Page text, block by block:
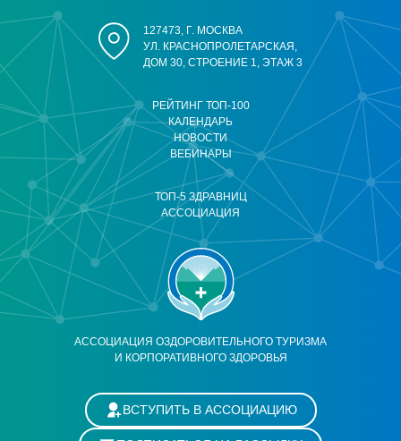
АССОЦИАЦИЯ ОЗДОРОВИТЕЛЬНОГО ТУРИЗМА
И КОРПОРАТИВНОГО ЗДОРОВЬЯ
РЕЙТИНГ ТОП-100
КАЛЕНДАРЬ
НОВОСТИ
ВЕБИНАРЫ
ТОП-5 ЗДРАВНИЦ
АССОЦИАЦИЯ
127473, Г. МОСКВА
УЛ. КРАСНОПРОЛЕТАРСКАЯ,
ДОМ 30, СТРОЕНИЕ 1, ЭТАЖ 3
ВСТУПИТЬ В АССОЦИАЦИЮ